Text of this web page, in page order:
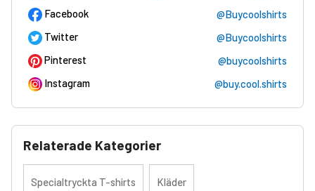
Facebook
@Buycoolshirts
Twitter
@Buycoolshirts
Pinterest
@buycoolshirts
Instagram
@buy.cool.shirts
Relaterade Kategorier
Specialtryckta T-shirts Kläder